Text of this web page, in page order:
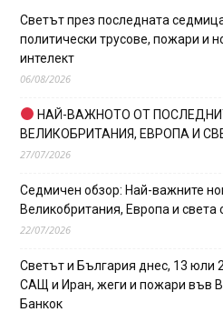
Светът през последната
политически трусове, пожари и
интелект
06/08/2026
НАЙ-ВАЖНОТО ОТ
ВЕЛИКОБРИТАНИЯ, ЕВРОПА И
27/07/2026
Седмичен обзор: Най-важните
Великобритания, Европа и света
22/07/2026
Светът и България днес, 13 юли
САЩ и Иран, жеги и пожари във
Банкок